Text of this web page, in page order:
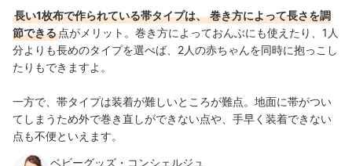
長い1枚布で作られている帯タイプは、 巻き方によって長さを調
節できる 点がメリット。巻き方によっておんぶにも使えたり、1人
分よりも長めのタイプを選べば、2人の赤ちゃんを同時に抱っこし
たりもできますよ。
一方で、帯タイプは装着が難しいところが難点。地面に帯がつい
てしまうため外で巻き直しができない点や、手早く装着できない
点も不便といえます。
ベビーグッズ・コンシェルジュ